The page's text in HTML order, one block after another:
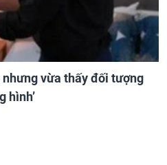
vừa thấy đối tượng
hình’